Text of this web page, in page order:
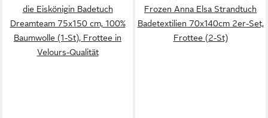
die Eiskönigin Badetuch
Dreamteam 75x150 cm, 100%
Baumwolle (1-St), Frottee in
Velours-Qualität
Frozen Anna Elsa Strandtuch
Badetextilien 70x140cm 2er-Set,
Frottee (2-St)